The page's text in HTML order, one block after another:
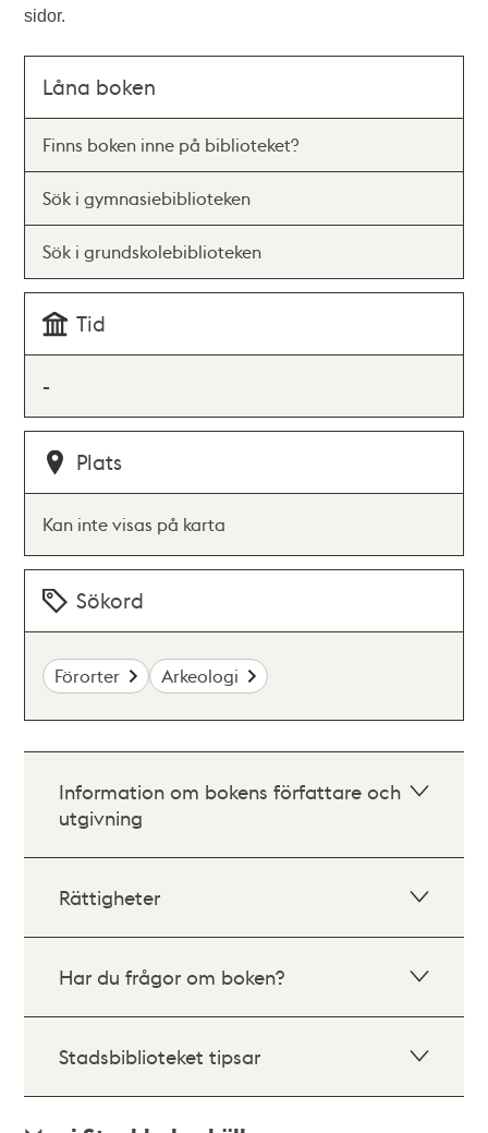
sidor.
Låna boken
Finns boken inne på biblioteket?
Sök i gymnasiebiblioteken
Sök i grundskolebiblioteken
Tid
-
Plats
Kan inte visas på karta
Sökord
Förorter Arkeologi
Information om bokens författare och
utgivning
Rättigheter
Har du frågor om boken?
Stadsbiblioteket tipsar